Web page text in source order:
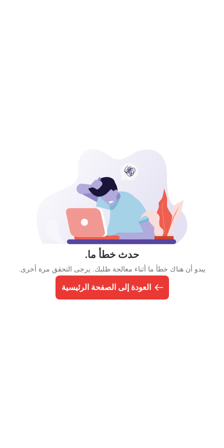
حدث خطأ ما.
يبدو أن هناك خطأ ما أثناء معالجة طلبك. يرجى التحقق مرة أخرى.
العودة إلى الصفحة الرئيسية